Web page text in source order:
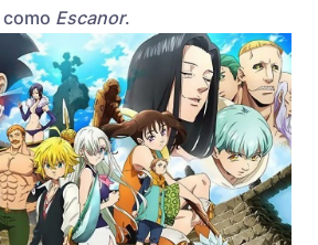
como Escanor.